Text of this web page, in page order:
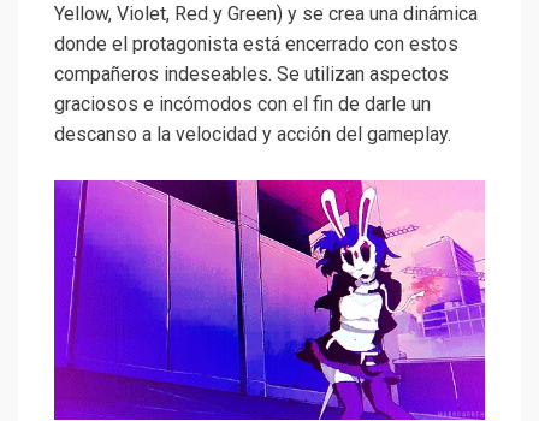
Yellow, Violet, Red y Green) y se crea una dinámica
donde el protagonista está encerrado con estos
compañeros indeseables. Se utilizan aspectos
graciosos e incómodos con el fin de darle un
descanso a la velocidad y acción del gameplay.